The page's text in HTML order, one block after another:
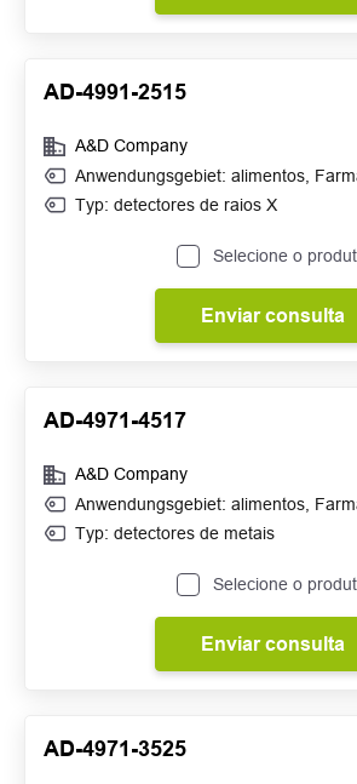
AD-4991-2515
A&D Company
Anwendungsgebiet: alimentos
Typ: detectores de raios X
Selecione o
Enviar consulta
AD-4971-4517
A&D Company
Anwendungsgebiet: alimentos
Typ: detectores de metais
Selecione o
Enviar consulta
AD-4971-3525